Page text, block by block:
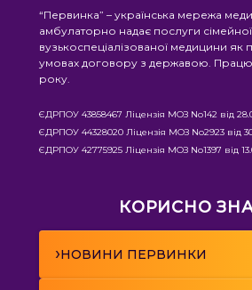
“Первинка” – українська мережа
амбулаторно надає послуги сімейної
вузькоспеціалізованої медицини як
умовах договору з державою.
року.
ЄДРПОУ 43858467 Ліцензія МОЗ No142 від
ЄДРПОУ 44328020 Ліцензія МОЗ No2923 від
ЄДРПОУ 42775925 Ліцензія МОЗ No1397 від
КОРИСНО
›НОВИНИ ПЕРВИНКИ